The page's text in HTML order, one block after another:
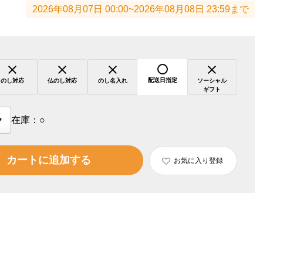
2026年08月07日 00:00~2026年08月08日 23:59まで
のし対応 仏のし対応 のし名入れ 配送日指定
ソーシャル
ギフト
在庫： ○
カートに追加する お気に入り登録